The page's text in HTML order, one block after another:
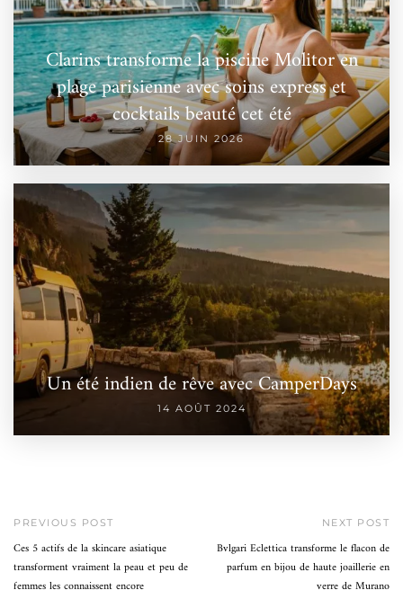
Clarins transforme la piscine Molitor en
plage parisienne avec soins express et
cocktails beauté cet été
28 JUIN 2026
Un été indien de rêve avec CamperDays
14 AOÛT 2024
PREVIOUS POST
Ces 5 actifs de la skincare asiatique
transforment vraiment la peau et peu de
femmes les connaissent encore
NEXT POST
Bvlgari Eclettica transforme le flacon de
parfum en bijou de haute joaillerie en
verre de Murano